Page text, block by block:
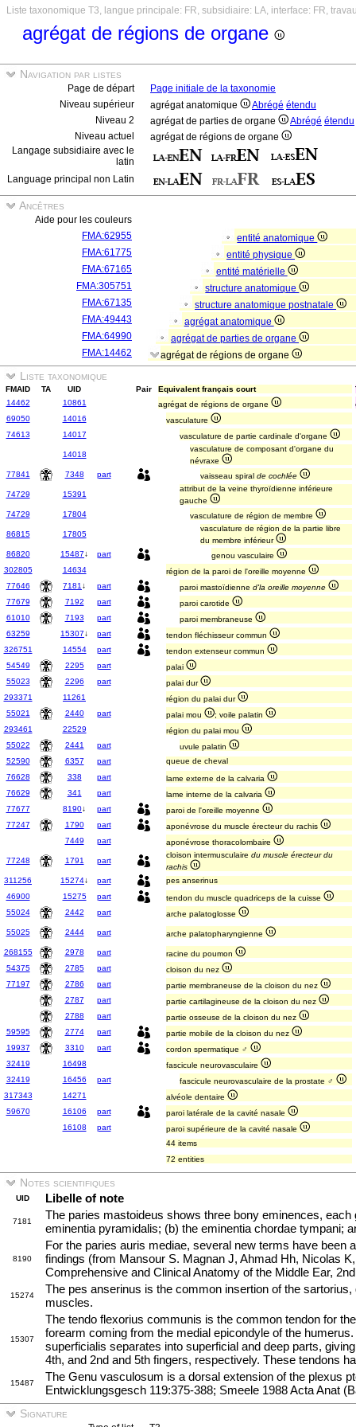
Liste taxonomique T3, langue principale: FR, subsidiaire: LA, interface: FR,
agrégat de régions de organe
Navigation par listes
Page de départ
Page initiale de la taxonomie
Niveau supérieur
agrégat anatomique Abrégé étendu
Niveau 2
agrégat de parties de organe Abrégé étendu
Niveau actuel
agrégat de régions de organe
Langage subsidiaire avec le
latin
Language principal non Latin
Ancêtres
Aide pour les couleurs
FMA:62955
entité anatomique
FMA:61775
entité physique
FMA:67165
entité matérielle
FMA:305751
structure anatomique
FMA:67135
structure anatomique postnatale
FMA:49443
agrégat anatomique
FMA:64990
agrégat de parties de organe
FMA:14462
agrégat de régions de organe
Liste taxonomique
FMAID TA UID Pair Equivalent français court
14462
10861 agrégat de régions de organe
69050
14016
vasculature
74613
14017 vasculature de partie cardinale d'organe
14018
vasculature de composant d'organe du
névraxe
77841
7348 part vaisseau spiralde cochlée
74729 15391
attribut de la veine thyroïdienne inférieure
gauche
74729
17804 vasculature de région de membre
86815 17805
vasculature de région de la partie libre
du membre inférieur
86820
15487↓ part
genou vasculaire
302805
14634
région de la paroi de l'oreille moyenne
77646
7181 ↓ part paroi mastoïdienne d'la oreille moyenne
77679
7192 part
paroi carotide
61010
7193 part
paroi membraneuse
63259
15307↓ part
tendon fléchisseur commun
326751
14554 part
tendon extenseur commun
54549
2295 part
palai
55023
2296 part
palai dur
293371
11261
région du palai dur
55021
2440 part palai mou
; voile palatin
293461
22529
région du palai mou
55022
2441 part
uvule palatin
52590
6357 part
queue de cheval
76628
338 part
lame externe de la calvaria
76629
341 part
lame interne de la calvaria
77677
8190↓ part
paroi de l'oreille moyenne
77247
1790 part
aponévrose du muscle érecteur du rachis
7449
part aponévrose thoracolombaire
77248 1791 part
cloison intermusculaire du muscle érecteur du
rachis
311256
15274↓ part
pes anserinus
46900
15275 part
tendon du muscle quadriceps de la cuisse
55024
2442 part arche palatoglosse
55025 2444 part arche palatopharyngienne
268155 2978 part
racine du poumon
54375
2785 part
cloison du nez
77197
2786 part
partie membraneuse de la cloison du nez
2787
part
partie cartilagineuse de la cloison du nez
2788
part
partie osseuse de la cloison du nez
59595
2774 part
partie mobile de la cloison du nez
19937
3310 part
cordon spermatique ♂
32419
16498
fascicule neurovasculaire
32419
16456 part
fascicule neurovasculaire de la prostate ♂
317343
14271
alvéole dentaire
59670
16106 part
paroi latérale de la cavité nasale
16108
part
paroi supérieure de la cavité nasale
44 items
72 entities
Notes scientifiques
UID Libelle of note
7181
The paries mastoideus shows three bony eminences, each
eminentia pyramidalis; (b) the eminentia chordae tympani;
8190
For the paries auris mediae, several new terms have been
findings (from Mansour S. Magnan J, Ahmad Hh, Nicolas
Comprehensive and Clinical Anatomy of the Middle Ear,
15274
The pes anserinus is the common insertion of the
muscles.
15307
The tendo flexorius communis is the common tendon for
forearm coming from the medial epicondyle of the
superficialis separates into superficial and deep parts,
4th, and 2nd and 5th fingers, respectively. These tendons
15487
The Genu vasculosum is a dorsal extension of the plexus
Entwicklungsgesch 119:375-388; Smeele 1988 Acta Anat
Signature